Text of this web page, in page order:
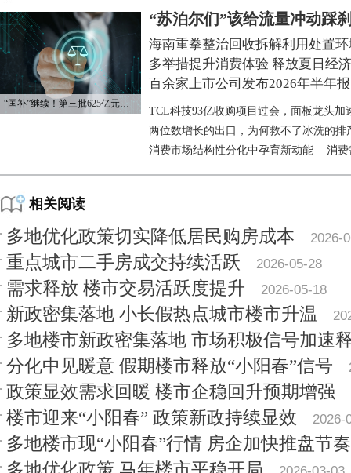
“国补”继续！第三批625亿元资金已下达
“苏泊尔们”该给流量冲动踩
海南重拳整治回收拆解利用处置
多举措提升消费体验 释放夏日经
百余家上市公司发布2026年半年报
TCL科技93亿收购项目过会，面板龙头加
两位数增长的出口，为何救不了冰洗的排
消费市场结构性分化中孕育新动能
消费
相关阅读
多地优化政策切实降低居民购房成本 2026-
重点城市二手房成交持续活跃 2026-05-28
需求释放 楼市交易活跃度提升 2026-05-18
新政密集落地 小长假热点城市楼市升温
多地楼市新政密集落地 市场积极信号加速
分化中见暖意 假期楼市释放“小阳春”信号
政策显效需求回暖 楼市企稳回升预期增强
楼市迎来“小阳春” 政策新政持续显效
2026-
多地楼市现“小阳春”行情 房企加快推盘节奏